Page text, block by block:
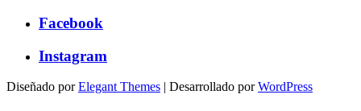
Facebook
Instagram
Diseñado porElegant Themes | Desarrollado porWordPress